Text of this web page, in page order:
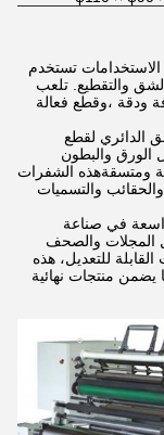
تستخدم
والتقطيع. تلعب
ودقة ،وقطع فعالة
الدائري لقطع
الورق والبطون
ومتسقةهذه الشفرات
والتسميات
في صناعة
المجلات والصحف
للتعديل، هذه
يضمن منتجات نهائية